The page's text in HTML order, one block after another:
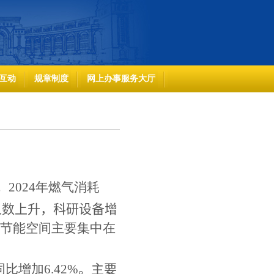
动 规章制度 网上办事服务大厅
2024年燃气消耗
上升， 科研设备增
能空间主要集中在
比增加6.42%。主要